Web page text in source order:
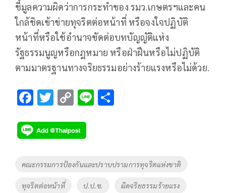
ชี้มูลความผิดว่าการกระทำของ รมว.เกษตรฯและคน
ใกล้ชิดเข้าข่ายทุจริตต่อหน้าที่ หรือจงใจปฏิบัติ
หน้าที่หรือใช้อำนาจขัดต่อบทบัญญัติแห่ง
รัฐธรรมนูญหรือกฎหมาย หรือฝ่าฝืนหรือไม่ปฏิบัติ
ตามมาตรฐานทางจริยธรรมอย่างร้ายแรงหรือไม่ด้วย.
F
e
b
o
o
T
tt
er
C
p
y
Li
Li
Tags
คณะกรรมการป้องกันและปราบปรามการทุจริตแห่งชาติ
ทุจริตต่อหน้าที่ ป.ป.ช. ผิดจริยธรรมร้ายแรง